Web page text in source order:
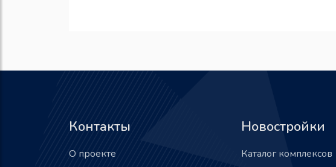
Контакты
О проекте
Новостройки
Каталог комплексов